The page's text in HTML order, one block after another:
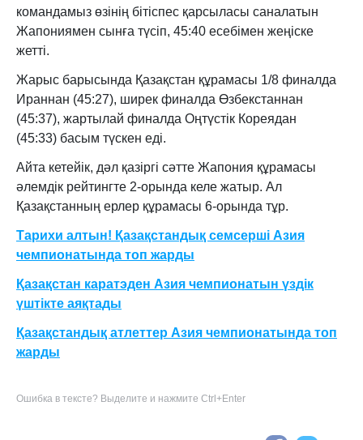
командамыз өзінің бітіспес қарсыласы саналатын
Жапониямен сынға түсіп, 45:40 есебімен жеңіске
жетті.
Жарыс барысында Қазақстан құрамасы 1/8 финалда
Ираннан (45:27), ширек финалда Өзбекстаннан
(45:37), жартылай финалда Оңтүстік Кореядан
(45:33) басым түскен еді.
Айта кетейік, дәл қазіргі сәтте Жапония құрамасы
әлемдік рейтингте 2-орында келе жатыр. Ал
Қазақстанның ерлер құрамасы 6-орында тұр.
Тарихи алтын! Қазақстандық семсерші Азия
чемпионатында топ жарды
Қазақстан каратэден Азия чемпионатын үздік
үштікте аяқтады
Қазақстандық атлеттер Азия чемпионатында топ
жарды
Ошибка в тексте? Выделите и нажмите Ctrl+Enter